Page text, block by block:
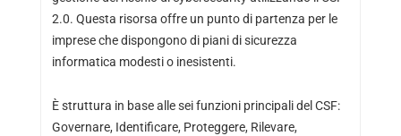
2.0. Questa risorsa offre un punto di partenza per le
imprese che dispongono di piani di sicurezza
informatica modesti o inesistenti.
È struttura in base alle sei funzioni principali del CSF:
Governare, Identificare, Proteggere, Rilevare,